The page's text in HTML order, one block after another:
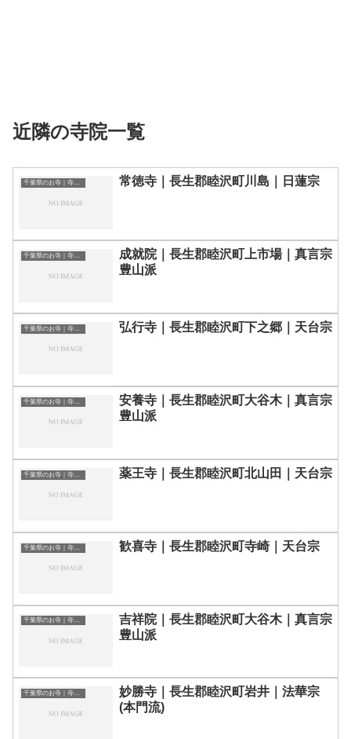
近隣の寺院一覧
千葉県のお寺｜寺院一覧 常徳寺｜長生郡睦沢町川島｜日蓮宗
千葉県のお寺｜寺院一覧
成就院｜長生郡睦沢町上市場｜真言宗
豊山派
千葉県のお寺｜寺院一覧 弘行寺｜長生郡睦沢町下之郷｜天台宗
千葉県のお寺｜寺院一覧
安養寺｜長生郡睦沢町大谷木｜真言宗
豊山派
千葉県のお寺｜寺院一覧 薬王寺｜長生郡睦沢町北山田｜天台宗
千葉県のお寺｜寺院一覧 歓喜寺｜長生郡睦沢町寺崎｜天台宗
千葉県のお寺｜寺院一覧
吉祥院｜長生郡睦沢町大谷木｜真言宗
豊山派
千葉県のお寺｜寺院一覧
妙勝寺｜長生郡睦沢町岩井｜法華宗
(本門流)